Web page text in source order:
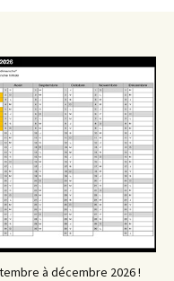
à décembre 2026 !